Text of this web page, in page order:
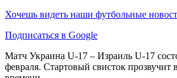
Хочешь видеть наши футбольные
Подписаться в Google
Матч Украина U-17 – Израиль U-17
февраля. Стартовый свисток прозвучит